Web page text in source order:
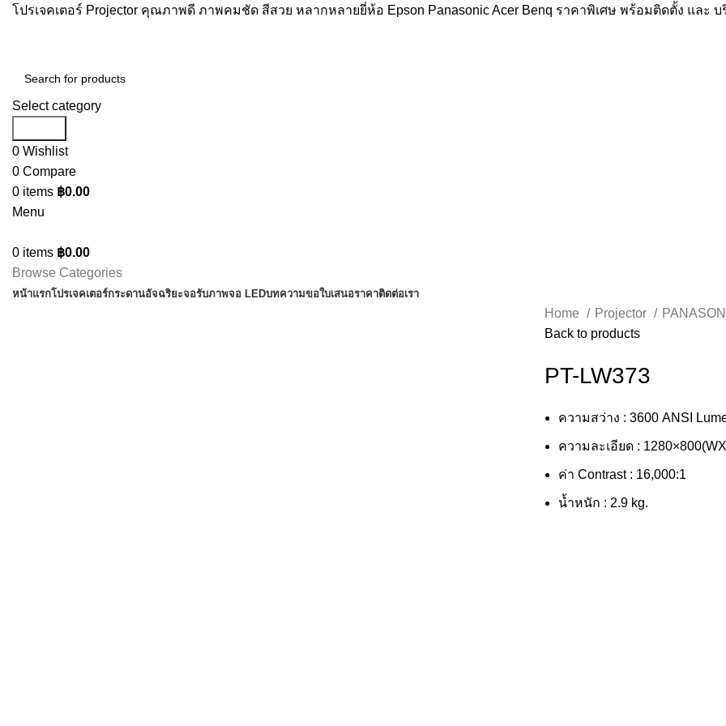
โปรเจคเตอร์ Projector คุณภาพดี ภาพคมชัด สีสวย หลากหลายยี่ห้อ Epson Panasonic Acer Benq ราคาพิเศษ พร้อมติดตั้ง และ
Select category
0 Wishlist
0 Compare
0 items ฿0.00
Menu
0 items ฿0.00
Browse Categories
หน้าแรกโปรเจคเตอร์กระดานอัจฉริยะจอรับภาพจอ LEDบทความขอใบเสนอราคาติดต่อเรา
Home Projector
Back to products
PT-LW373
ความสว่าง : 3600 ANSI
ความละเอียด :
ค่า Contrast : 16,000:1
น้ำหนัก : 2.9 kg.